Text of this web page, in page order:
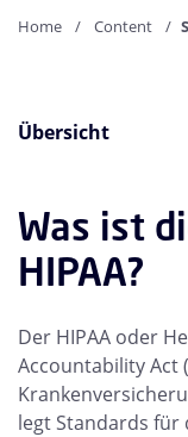
Home Content
Übersicht
Was ist
HIPAA?
Der HIPAA oder
Accountability Act
legt Standards für